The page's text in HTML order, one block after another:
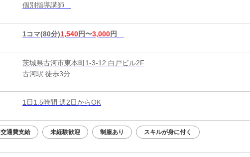
個別指導講師
1コマ(80分)1,540円〜3,000円
茨城県古河市東本町1-3-12 白戸ビル2F
古河駅 徒歩3分
1日1.5時間 週2日からOK
交通費支給 未経験歓迎 制服あり スキルが身に付く